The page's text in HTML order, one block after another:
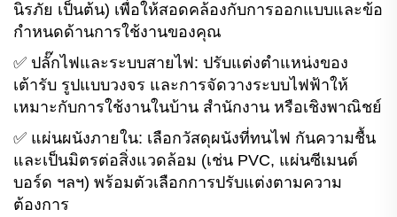
นิรภัย เป็นต้น) เพื่อให้สอดคล้องกับการออกแบบและข้อ
กำหนดด้านการใช้งานของคุณ
✅ ปลั๊กไฟและระบบสายไฟ: ปรับแต่งตำแหน่งของ
เต้ารับ รูปแบบวงจร และการจัดวางระบบไฟฟ้าให้
เหมาะกับการใช้งานในบ้าน สำนักงาน หรือเชิงพาณิชย์
✅ แผ่นผนังภายใน: เลือกวัสดุผนังที่ทนไฟ กันความชื้น
และเป็นมิตรต่อสิ่งแวดล้อม (เช่น PVC, แผ่นซีเมนต์
บอร์ด ฯลฯ) พร้อมตัวเลือกการปรับแต่งตามความ
ต้องการ